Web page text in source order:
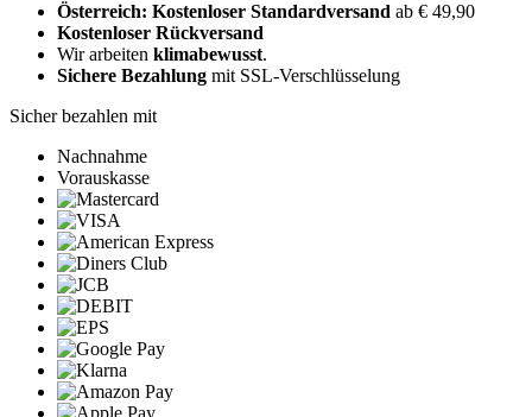
Österreich: Kostenloser Standardversand ab € 49,90
Kostenloser Rückversand
Wir arbeiten klimabewusst.
Sichere Bezahlung mit SSL-Verschlüsselung
Sicher bezahlen mit
Nachnahme
Vorauskasse